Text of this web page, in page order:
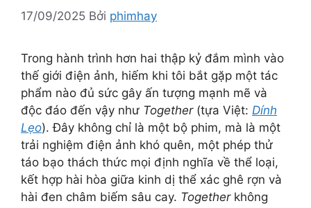
17/09/2025 Bởi phimhay
Trong hành trình hơn hai thập kỷ đắm mình vào
thế giới điện ảnh, hiếm khi tôi bắt gặp một tác
phẩm nào đủ sức gây ấn tượng mạnh mẽ và
độc đáo đến vậy như Together(tựa Việt: Dính
Lẹo). Đây không chỉ là một bộ phim, mà là một
trải nghiệm điện ảnh khó quên, một phép thử
táo bạo thách thức mọi định nghĩa về thể loại,
kết hợp hài hòa giữa kinh dị thể xác ghê rợn và
hài đen châm biếm sâu cay. Togetherkhông